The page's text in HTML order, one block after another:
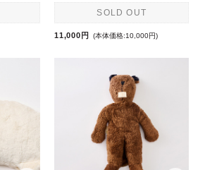
SOLD OUT
11,000円 (本体価格:10,000円)